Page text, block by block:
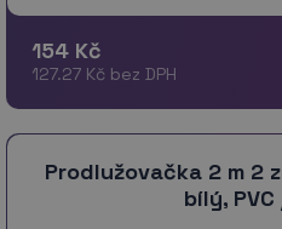
154 Kč
127.27 Kč bez DPH
Prodlužovačka 2 m 2
bílý, PVC